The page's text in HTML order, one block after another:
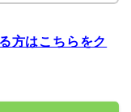
方はこちらをク